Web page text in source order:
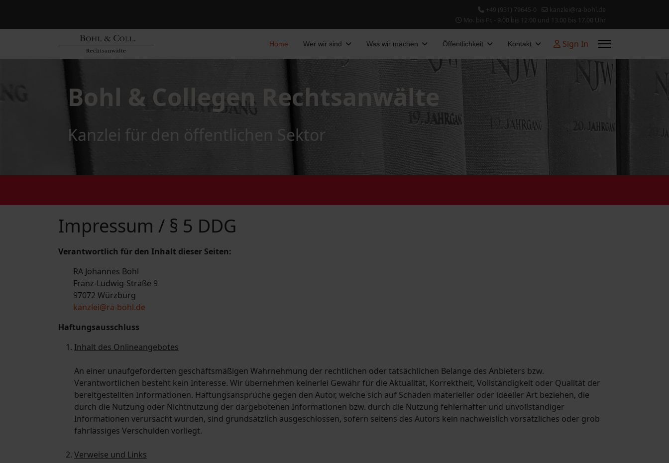
+49 (931) 79645-0
kanzlei@ra-bohl.de
Mo. bis Fr. - 9.00 bis 12.00 und 13.00 bis 17.00 Uhr
Home Wer wir sind Was wir machen Öffentlichkeit Kontakt Sign In
Bohl & Collegen Rechtsanwälte
Kanzlei für den öffentlichen Sektor
Impressum / § 5 DDG
Verantwortlich für den Inhalt dieser Seiten:
RA Johannes Bohl
Franz-Ludwig-Straße 9
97072 Würzburg
kanzlei@ra-bohl.de
Haftungsausschluss
Inhalt des Onlineangebotes
An einer unaufgeforderten geschäftsmäßigen Wahrnehmung der rechtlichen oder tatsächlichen Belange des Anbieters bzw.
Verantwortlichen besteht kein Interesse. Wir übernehmen keinerlei Gewähr für die Aktualität, Korrektheit, Vollständigkeit oder Qualität der
bereitgestellten Informationen. Haftungsansprüche gegen den Autor, welche sich auf Schäden materieller oder ideeller Art beziehen, die
durch die Nutzung oder Nichtnutzung der dargebotenen Informationen bzw. durch die Nutzung fehlerhafter und unvollständiger
Informationen verursacht wurden, sind grundsätzlich ausgeschlossen, sofern seitens des Autors kein nachweislich vorsätzliches oder grob
fahrlässiges Verschulden vorliegt.
Verweise und Links